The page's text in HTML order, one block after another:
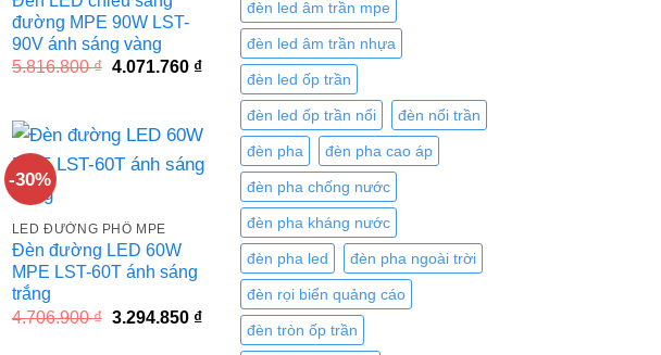
₫.
đường MPE 90W LST-
90V ánh sáng vàng
5.816.800₫ Giá
4.071.760 ₫Giá
4.071.760 ₫.
-30%
LED ĐƯỜNG PHỐ MPE
Đèn đường LED 60W
MPE LST-60T ánh sáng
trắng
4.706.900₫ Giá
3.294.850 ₫Giá
đèn led âm trần mpe
đèn led âm trần nhựa
đèn led ốp trần
đèn led ốp trần nổi đèn nổi trần
đèn pha đèn pha cao áp
đèn pha chống nước
đèn pha kháng nước
đèn pha led đèn pha ngoài trời
đèn rọi biển quảng cáo
đèn tròn ốp trần